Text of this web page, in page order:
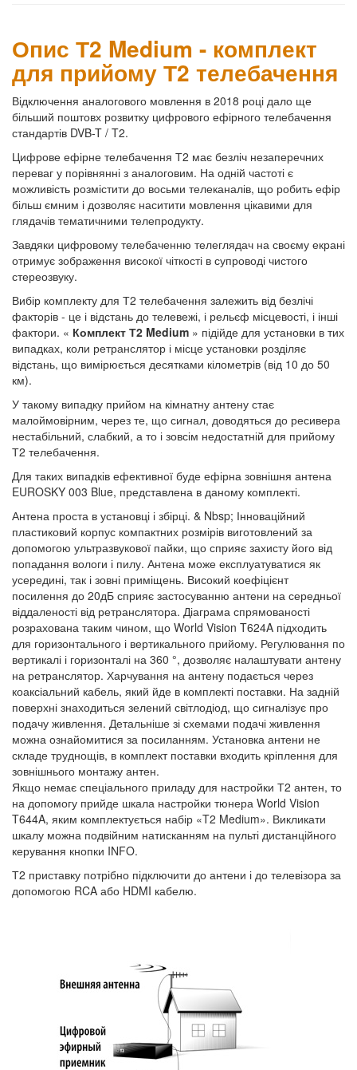
Опис Т2 Medium - комплект
для прийому Т2 телебачення
Відключення аналогового мовлення в 2018 році дало ще
більший поштовх розвитку цифрового ефірного телебачення
стандартів DVB-T / T2.
Цифрове ефірне телебачення Т2 має безліч незаперечних
переваг у порівнянні з аналоговим. На одній частоті є
можливість розмістити до восьми телеканалів, що робить ефір
більш ємним і дозволяє наситити мовлення цікавими для
глядачів тематичними телепродукту.
Завдяки цифровому телебаченню телеглядач на своєму екрані
отримує зображення високої чіткості в супроводі чистого
стереозвуку.
Вибір комплекту для Т2 телебачення залежить від безлічі
факторів - це і відстань до телевежі, і рельєф місцевості, і інші
фактори. « Комплект Т2 Medium » підійде для установки в тих
випадках, коли ретранслятор і місце установки розділяє
відстань, що вимірюється десятками кілометрів (від 10 до 50
км).
У такому випадку прийом на кімнатну антену стає
малоймовірним, через те, що сигнал, доводяться до ресивера
нестабільний, слабкий, а то і зовсім недостатній для прийому
Т2 телебачення.
Для таких випадків ефективної буде ефірна зовнішня антена
EUROSKY 003 Blue, представлена в даному комплекті.
Антена проста в установці і збірці. & Nbsp; Інноваційний
пластиковий корпус компактних розмірів виготовлений за
допомогою ультразвукової пайки, що сприяє захисту його від
попадання вологи і пилу. Антена може експлуатуватися як
усередині, так і зовні приміщень. Високий коефіцієнт
посилення до 20дБ сприяє застосуванню антени на середньої
віддаленості від ретранслятора. Діаграма спрямованості
розрахована таким чином, що World Vision T624A підходить
для горизонтального і вертикального прийому. Регулювання по
вертикалі і горизонталі на 360 °, дозволяє налаштувати антену
на ретранслятор. Харчування на антену подається через
коаксіальний кабель, який йде в комплекті поставки. На задній
поверхні знаходиться зелений світлодіод, що сигналізує про
подачу живлення. Детальніше зі схемами подачі живлення
можна ознайомитися за посиланням. Установка антени не
складе труднощів, в комплект поставки входить кріплення для
зовнішнього монтажу антен.
Якщо немає спеціального приладу для настройки Т2 антен, то
на допомогу прийде шкала настройки тюнера World Vision
T644A, яким комплектується набір «T2 Medium». Викликати
шкалу можна подвійним натисканням на пульті дистанційного
керування кнопки INFO.
Т2 приставку потрібно підключити до антени і до телевізора за
допомогою RCA або HDMI кабелю.